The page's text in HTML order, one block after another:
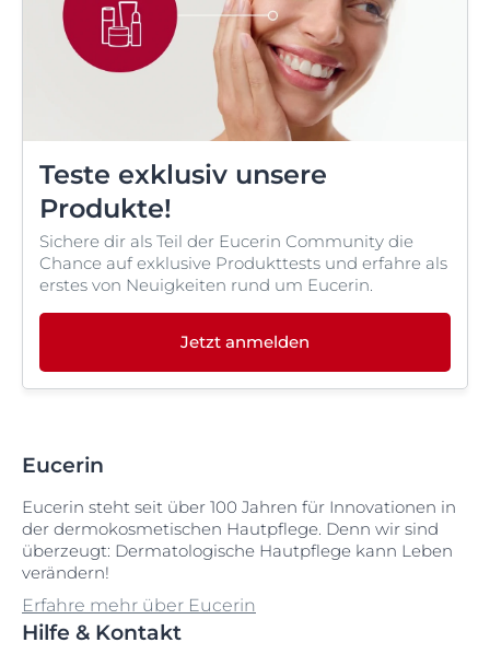
Teste exklusiv unsere
Produkte!
Sichere dir als Teil der Eucerin Community die
Chance auf exklusive Produkttests und erfahre als
erstes von Neuigkeiten rund um Eucerin.
Jetzt anmelden
Eucerin
Eucerin steht seit über 100 Jahren für Innovationen in
der dermokosmetischen Hautpflege. Denn wir sind
überzeugt: Dermatologische Hautpflege kann Leben
verändern!
Erfahre mehr über Eucerin
Hilfe & Kontakt